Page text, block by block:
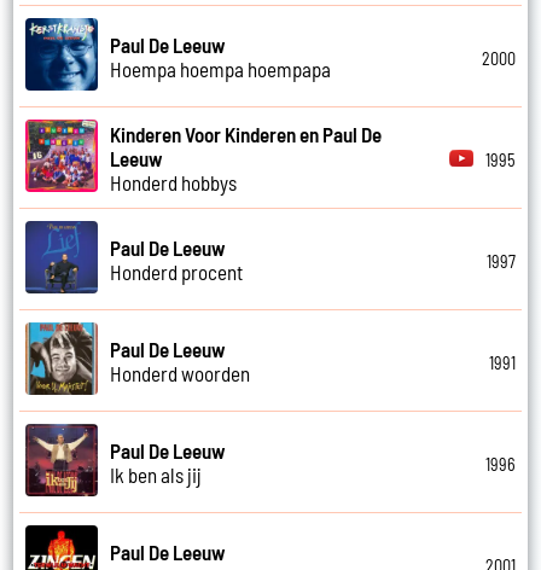
Paul De Leeuw
Hoempa hoempa hoempapa
2000
Kinderen Voor Kinderen en Paul De
Leeuw
Honderd hobbys
1995
Paul De Leeuw
Honderd procent
1997
Paul De Leeuw
Honderd woorden
1991
Paul De Leeuw
Ik ben als jij
1996
Paul De Leeuw
2001